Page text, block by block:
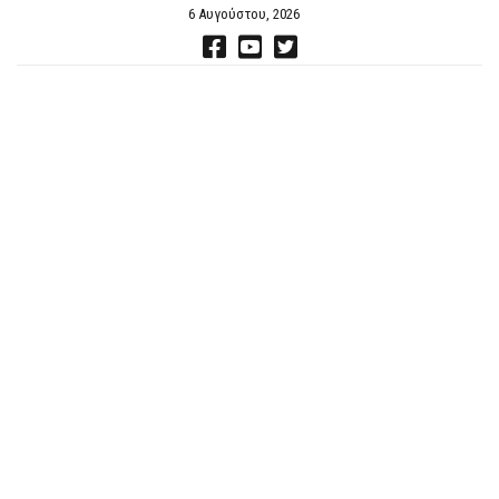
6 Αυγούστου, 2026